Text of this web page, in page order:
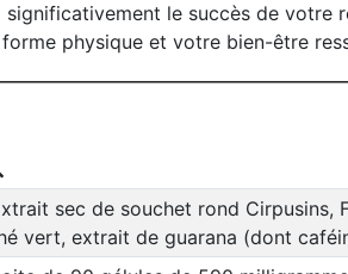
significativement le succès de votre
forme physique et votre bien-être
sec de souchet rond Cirpusins,
vert, extrait de guarana (dont